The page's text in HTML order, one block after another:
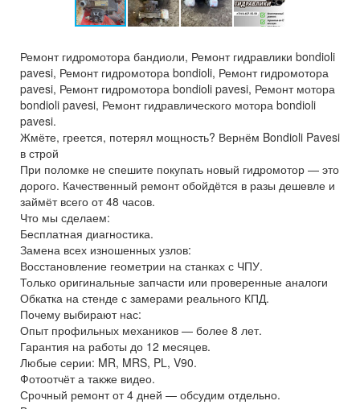
Ремонт гидромотора бандиоли, Ремонт гидравлики bondioli
pavesi, Ремонт гидромотора bondioli, Ремонт гидромотора
pavesi, Ремонт гидромотора bondioli pavesi, Ремонт мотора
bondioli pavesi, Ремонт гидравлического мотора bondioli
pavesi.
Жмёте, греется, потерял мощность? Вернём Bondioli Pavesi
в строй
При поломке не спешите покупать новый гидромотор — это
дорого. Качественный ремонт обойдётся в разы дешевле и
займёт всего от 48 часов.
Что мы сделаем:
Бесплатная диагностика.
Замена всех изношенных узлов:
Восстановление геометрии на станках с ЧПУ.
Только оригинальные запчасти или проверенные аналоги
Обкатка на стенде с замерами реального КПД.
Почему выбирают нас:
Опыт профильных механиков — более 8 лет.
Гарантия на работы до 12 месяцев.
Любые серии: MR, MRS, PL, V90.
Фотоотчёт а также видео.
Срочный ремонт от 4 дней — обсудим отдельно.